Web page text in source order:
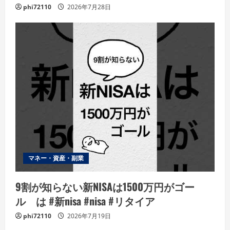
phi72110 2026年7月28日
マネー・資産・副業
9割が知らない新NISAは1500万円がゴー
ル は #新nisa #nisa #リタイア
phi72110 2026年7月19日